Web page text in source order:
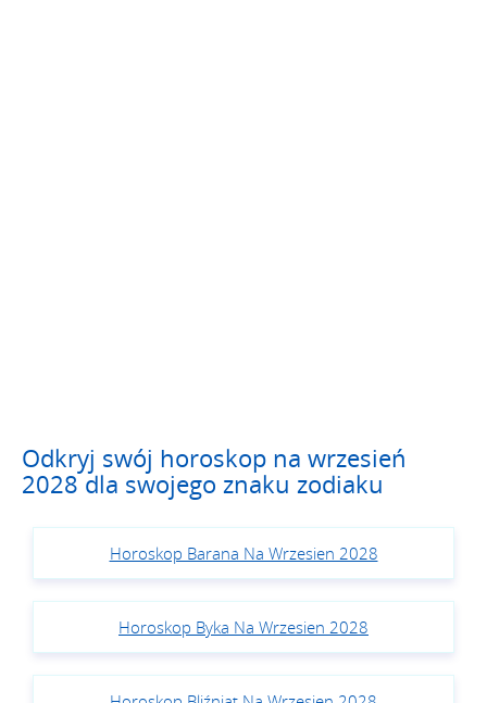
Odkryj swój horoskop na wrzesień
2028 dla swojego znaku zodiaku
Horoskop Barana Na Wrzesien 2028
Horoskop Byka Na Wrzesien 2028